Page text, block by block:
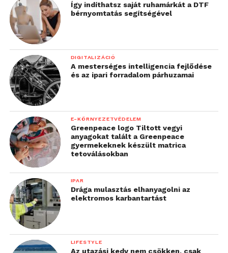
Így indíthatsz saját ruhamárkát a DTF
bérnyomtatás segítségével
DIGITALIZÁCIÓ
A mesterséges intelligencia fejlődése
és az ipari forradalom párhuzamai
E-KÖRNYEZETVÉDELEM
Greenpeace logo Tiltott vegyi
anyagokat talált a Greenpeace
gyermekeknek készült matrica
tetoválásokban
IPAR
Drága mulasztás elhanyagolni az
elektromos karbantartást
LIFESTYLE
Az utazási kedv nem csökken, csak